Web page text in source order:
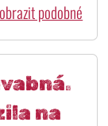
podobné
na